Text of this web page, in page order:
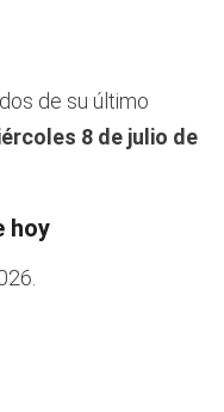
de su último
8 de julio de
hoy